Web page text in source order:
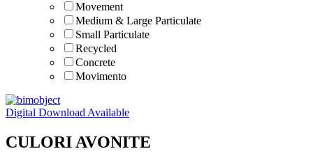
Movement
Medium & Large Particulate
Small Particulate
Recycled
Concrete
Movimento
Digital Download Available
CULORI AVONITE